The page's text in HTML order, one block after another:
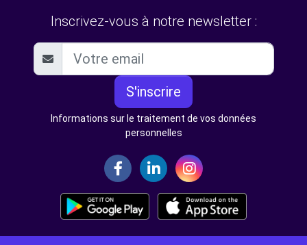
Inscrivez-vous à notre newsletter :
S'inscrire
Informations sur le traitement de vos données
personnelles